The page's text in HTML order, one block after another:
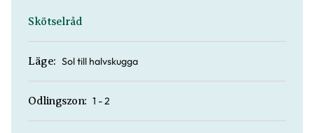
Skötselråd
Läge: Sol till halvskugga
Odlingszon: 1 - 2